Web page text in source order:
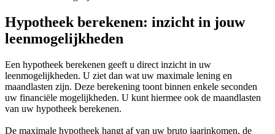
Hypotheek berekenen: inzicht in jouw
leenmogelijkheden
Een hypotheek berekenen geeft u direct inzicht in uw
leenmogelijkheden. U ziet dan wat uw maximale lening en
maandlasten zijn. Deze berekening toont binnen enkele seconden
uw financiële mogelijkheden. U kunt hiermee ook de maandlasten
van uw hypotheek berekenen.
De maximale hypotheek hangt af van uw bruto jaarinkomen, de